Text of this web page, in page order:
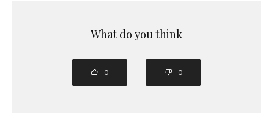
What do you think
0 0